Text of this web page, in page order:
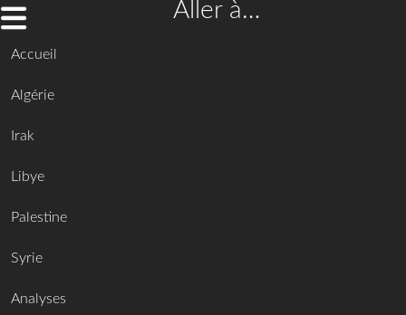
Aller à…
Accueil
Algérie
Irak
Libye
Palestine
Syrie
Analyses